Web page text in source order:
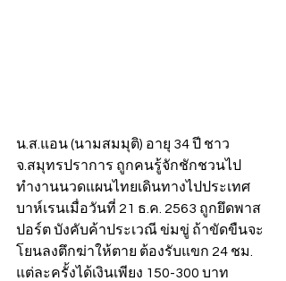
น.ส.แอน (นามสมมุติ) อายุ 34 ปี ชาว
จ.สมุทรปราการ ถูกคนรู้จักชักชวนไป
ทำงานนวดแผนไทยเดินทางไปประเทศ
บาห์เรนเมื่อวันที่ 21 ธ.ค. 2563 ถูกยึดพาส
ปอร์ต บังคับค้าประเวณี ข่มขู่ ถ้าขัดขืนจะ
โยนลงตึกฆ่าให้ตาย ต้องรับแขก 24 ชม.
แต่ละครั้งได้เงินเพียง 150-300 บาท